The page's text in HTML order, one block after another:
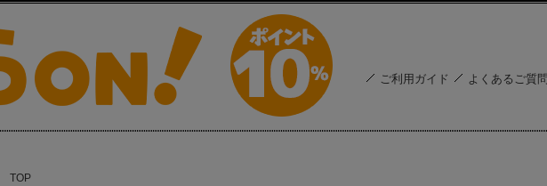
ご利用ガイド よくあるご質
TOP